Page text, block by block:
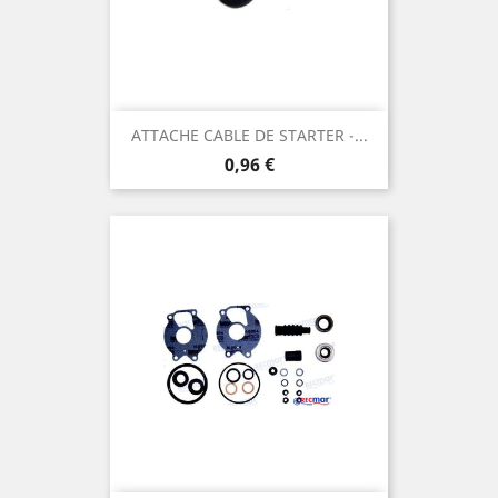
ATTACHE CABLE DE STARTER -...
Prix
0,96 €